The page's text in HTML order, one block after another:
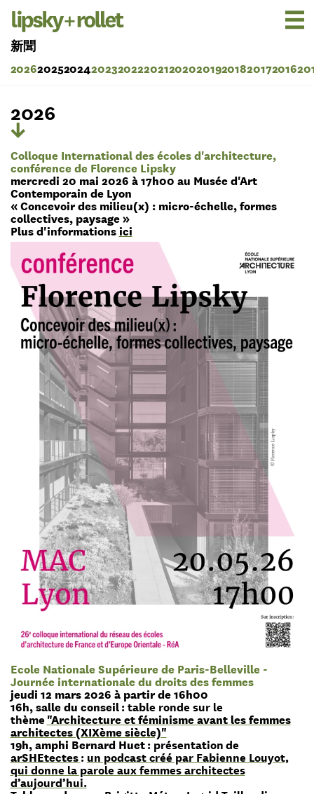
新聞
20262025202420232022202120202019201820172016
2026
Colloque International des écoles d'architecture,
conférence de Florence Lipsky
mercredi 20 mai 2026 à 17h00 au Musée d'Art
Contemporain de Lyon
« Concevoir des milieu(x) : micro-échelle, formes
collectives, paysage »
Plus d'informationsici
Ecole Nationale Supérieure de Paris-Belleville -
Journée internationale du droits des femmes
jeudi 12 mars 2026 à partir de 16h00
16h, salle du conseil: table ronde sur le
thème"Architecture et féminisme avant les femmes
architectes (XIXème siècle)"
19h, amphi Bernard Huet: présentation de
arSHEtectes: un podcast créé par Fabienne Louyot,
qui donne la parole aux femmes architectes
d’aujourd’hui.